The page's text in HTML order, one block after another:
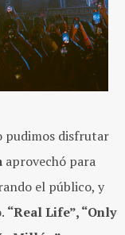
pudimos disfrutar
aprovechó para
el público, y
“Real Life”, “Only